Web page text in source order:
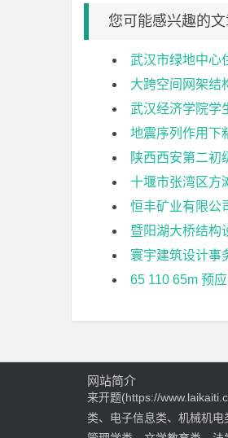
您可能感兴趣的文
武汉市绿地中心
大跨空间网架结
武汉经济学院学
地震序列作用下
陕西西安第二初
十堰市张湾区方
恒丰矿业有限公
暨阳湖大桥结构
寰宇建筑设计事
65 110 65m 预
网站简介
来开题(https://
类、电子信息类、机械机电